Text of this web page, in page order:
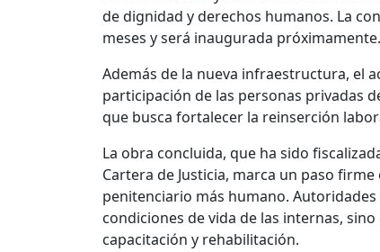
de dignidad y derechos humanos. La
meses y será inaugurada próximamente.
Además de la nueva infraestructura, el
participación de las personas privadas
que busca fortalecer la reinserción
La obra concluida, que ha sido
Cartera de Justicia, marca un paso
penitenciario más humano.
condiciones de vida de las internas,
capacitación y rehabilitación.